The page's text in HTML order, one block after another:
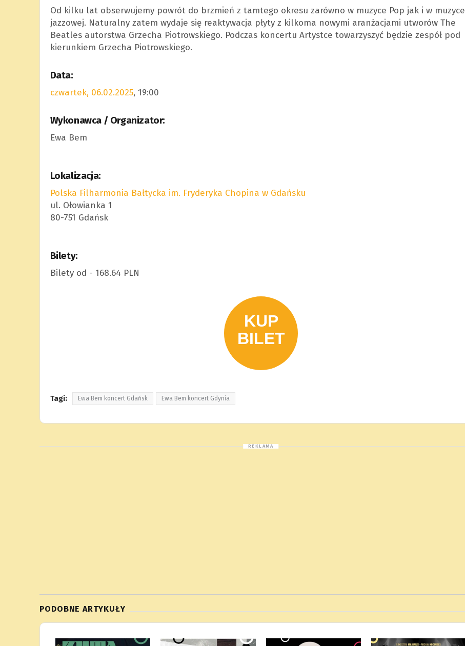
Od kilku lat obserwujemy powrót do brzmień z tamtego okresu zarówno w muzyce Pop jak i w muzyce
jazzowej. Naturalny zatem wydaje się reaktywacja płyty z kilkoma nowymi aranżacjami utworów The
Beatles autorstwa Grzecha Piotrowskiego. Podczas koncertu Artystce towarzyszyć będzie zespół pod
kierunkiem Grzecha Piotrowskiego.
Data:
czwartek, 06.02.2025, 19:00
Wykonawca / Organizator:
Ewa Bem
Lokalizacja:
Polska Filharmonia Bałtycka im. Fryderyka Chopina w Gdańsku
ul. Ołowianka 1
80-751 Gdańsk
Bilety:
Bilety od - 168.64 PLN
Tagi: Ewa Bem koncert Gdańsk Ewa Bem koncert Gdynia
PODOBNE ARTYKUŁY